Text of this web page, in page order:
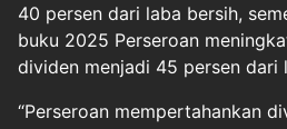
40 persen dari laba bersih,
buku 2025 Perseroan
dividen menjadi 45 persen dari
“Perseroan mempertahankan